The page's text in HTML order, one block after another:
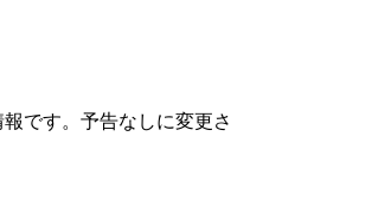
です。予告なしに変更さ